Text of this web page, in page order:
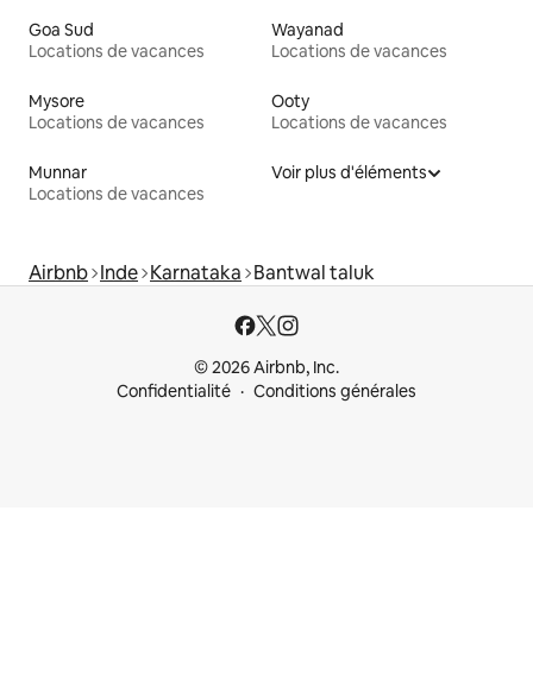
Goa Sud
Locations de vacances
Wayanad
Locations de vacances
Mysore
Locations de vacances
Ooty
Locations de vacances
Munnar
Locations de vacances
Voir plus d'éléments
Airbnb Inde Karnataka Bantwal taluk
© 2026 Airbnb, Inc.
Confidentialité
Conditions générales